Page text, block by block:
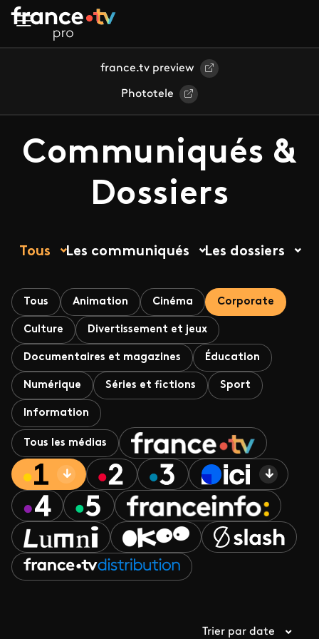
Aller au contenu principal
france.tv preview
Phototele
Communiqués &
Dossiers
Tous Les communiqués Les dossiers
Tous Animation Cinéma Corporate
Culture Divertissement et jeux
Documentaires et magazines Éducation
Numérique Séries et fictions Sport
Information
Tous les médias
Trier par date